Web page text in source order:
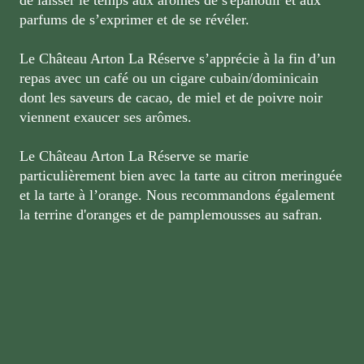
parfums de s’exprimer et de se révéler.
Le Château Arton La Réserve s’apprécie à la fin d’un
repas avec un café ou un cigare cubain/dominicain
dont les saveurs de cacao, de miel et de poivre noir
viennent exaucer ses arômes.
Le Château Arton La Réserve se marie
particulièrement bien avec la tarte au citron meringuée
et la tarte à l’orange. Nous recommandons également
la terrine d'oranges et de pamplemousses au safran.